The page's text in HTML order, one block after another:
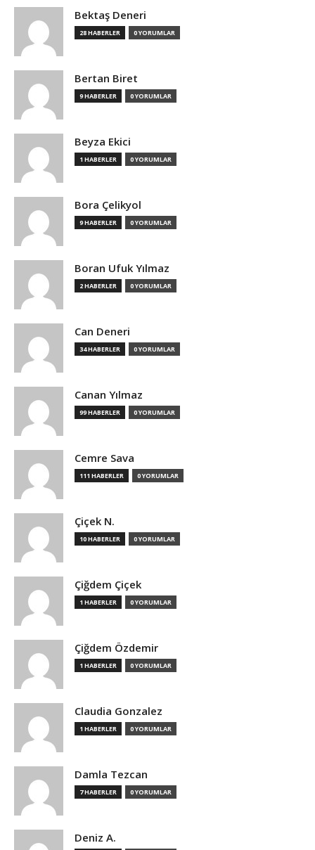
Bektaş Deneri
28 HABERLER 0 YORUMLAR
Bertan Biret
9 HABERLER 0 YORUMLAR
Beyza Ekici
1 HABERLER 0 YORUMLAR
Bora Çelikyol
9 HABERLER 0 YORUMLAR
Boran Ufuk Yılmaz
2 HABERLER 0 YORUMLAR
Can Deneri
34 HABERLER 0 YORUMLAR
Canan Yılmaz
99 HABERLER 0 YORUMLAR
Cemre Sava
111 HABERLER 0 YORUMLAR
Çiçek N.
10 HABERLER 0 YORUMLAR
Çiğdem Çiçek
1 HABERLER 0 YORUMLAR
Çiğdem Özdemir
1 HABERLER 0 YORUMLAR
Claudia Gonzalez
1 HABERLER 0 YORUMLAR
Damla Tezcan
7 HABERLER 0 YORUMLAR
Deniz A.